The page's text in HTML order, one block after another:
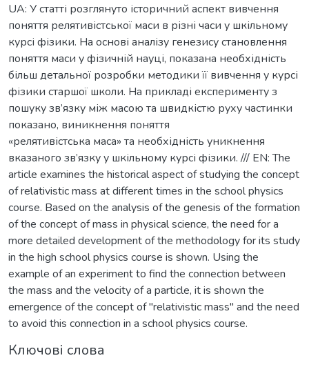
UA: У статті розглянуто історичний аспект вивчення
поняття релятивістської маси в різні часи у шкільному
курсі фізики. На основі аналізу генезису становлення
поняття маси у фізичній науці, показана необхідність
більш детальної розробки методики її вивчення у курсі
фізики старшої школи. На прикладі експерименту з
пошуку зв’язку між масою та швидкістю руху частинки
показано, виникнення поняття
«релятивістська маса» та необхідність уникнення
вказаного зв’язку у шкільному курсі фізики. /// EN: The
article examines the historical aspect of studying the concept
of relativistic mass at different times in the school physics
course. Based on the analysis of the genesis of the formation
of the concept of mass in physical science, the need for a
more detailed development of the methodology for its study
in the high school physics course is shown. Using the
example of an experiment to find the connection between
the mass and the velocity of a particle, it is shown the
emergence of the concept of "relativistic mass" and the need
to avoid this connection in a school physics course.
Ключові слова